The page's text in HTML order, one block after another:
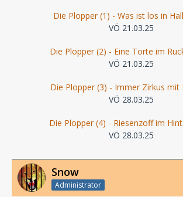
Die Plopper (1) - Was ist los in
VÖ 21.03.25
Die Plopper (2) - Eine Torte im
VÖ 21.03.25
Die Plopper (3) - Immer Zirkus mit
VÖ 28.03.25
Die Plopper (4) - Riesenzoff im
VÖ 28.03.25
Snow
Administrator